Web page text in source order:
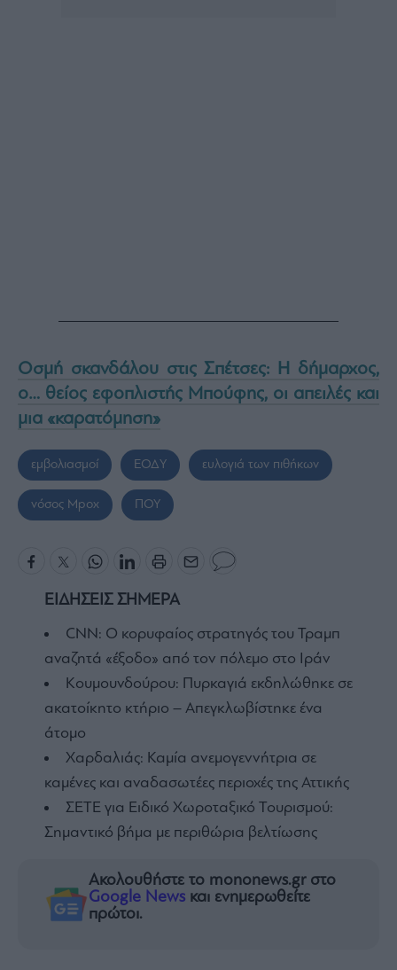
Οσμή σκανδάλου στις Σπέτσες: Η δήμαρχος,
ο… θείος εφοπλιστής Μπούφης, οι απειλές και
μια «καρατόμηση»
εμβολιασμοί ΕΟΔΥ ευλογιά των πιθήκων
νόσος Mpox ΠΟΥ
ΕΙΔΗΣΕΙΣ ΣΗΜΕΡΑ
CNN: Ο κορυφαίος στρατηγός του Τραμπ
αναζητά «έξοδο» από τον πόλεμο στο Ιράν
Κουμουνδούρου: Πυρκαγιά εκδηλώθηκε σε
ακατοίκητο κτήριο – Απεγκλωβίστηκε ένα
άτομο
Χαρδαλιάς: Καμία ανεμογεννήτρια σε
καμένες και αναδασωτέες περιοχές της Αττικής
ΣΕΤΕ για Ειδικό Χωροταξικό Τουρισμού:
Σημαντικό βήμα με περιθώρια βελτίωσης
Ακολουθήστε το mononews.gr στο
Google News και ενημερωθείτε
πρώτοι.